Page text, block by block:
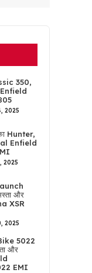
350,
2025
Hunter,
Enfield
2025
और
XSR
2025
Bike 5022
और
EMI